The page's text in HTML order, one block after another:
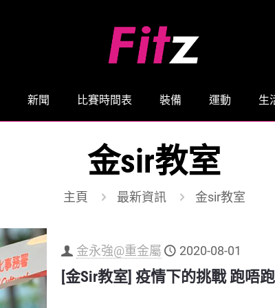
新聞 比賽時間表 裝備 運動 生
金sir教室
主頁 最新資訊 金sir教室
金永強@重金屬 2020-08-01
[金Sir教室] 疫情下的挑戰 跑唔